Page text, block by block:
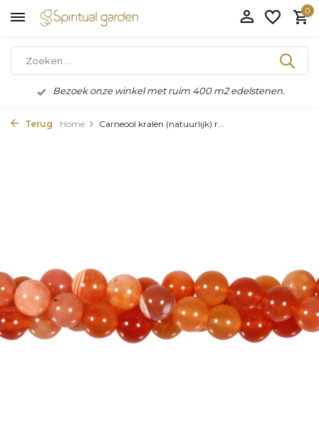
0
Bezoek onze winkel met ruim 400 m2 edelstenen.
Terug Home Carneool kralen (natuurlijk) r...